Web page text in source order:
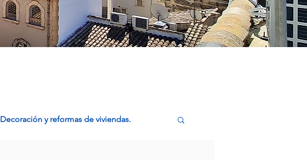
Decoración y reformas de viviendas.